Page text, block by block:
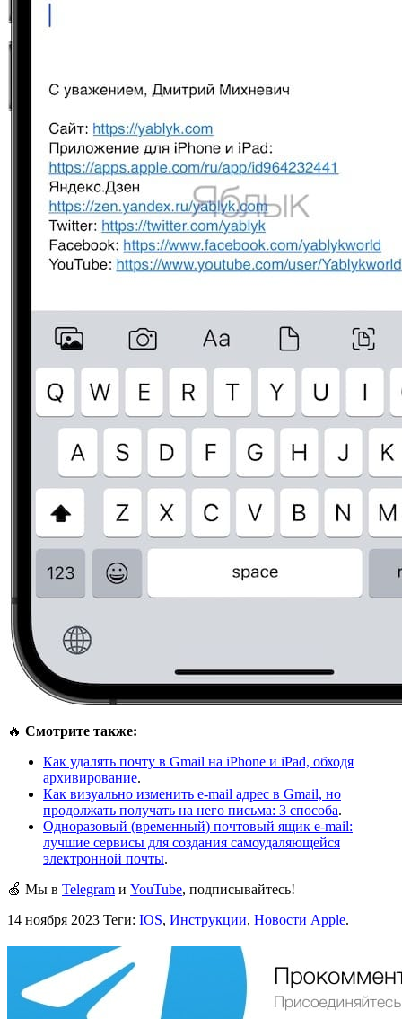
🔥 Смотрите также:
Как удалять почту в Gmail на iPhone и iPad, обходя
архивирование.
Как визуально изменить e-mail адрес в Gmail, но
продолжать получать на него письма: 3 способа.
Одноразовый (временный) почтовый ящик e-mail:
лучшие сервисы для создания самоудаляющейся
электронной почты.
🍏 Мы в Telegram и YouTube, подписывайтесь!
14 ноября 2023 Теги: IOS, Инструкции, Новости Apple.